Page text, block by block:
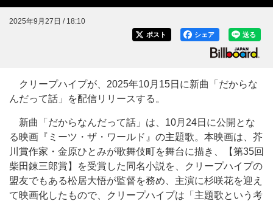
2025年9月27日 / 18:10
送る
シェア
ポスト
クリープハイプが、2025年10月15日に新曲「だからな
んだって話」を配信リリースする。
新曲「だからなんだって話」は、10月24日に公開とな
る映画『ミーツ・ザ・ワールド』の主題歌。本映画は、芥
川賞作家・金原ひとみが歌舞伎町を舞台に描き、【第35回
柴田錬三郎賞】を受賞した同名小説を、クリープハイプの
盟友でもある松居大悟が監督を務め、主演に杉咲花を迎え
て映画化したもので、クリープハイプは「主題歌という考